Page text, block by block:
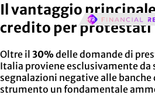
Il vantaggio
credito per protestati
Oltre il 30%delle domande di
Italia proviene esclusivamente da
segnalazioni negative alle
strumento un fondamentale